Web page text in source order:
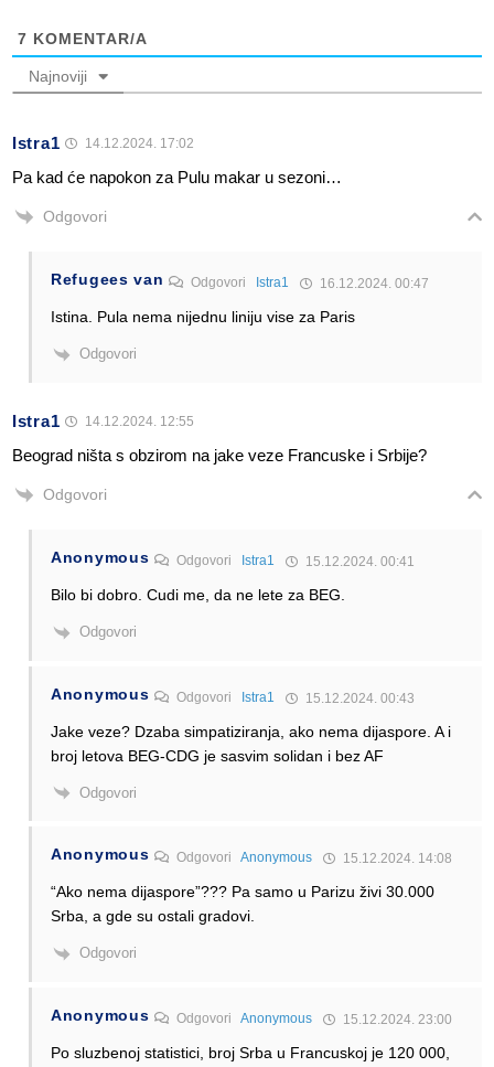
7 KOMENTAR/A
Najnoviji
Istra1 14.12.2024. 17:02
Pa kad će napokon za Pulu makar u sezoni…
Odgovori
Refugees van Odgovori Istra1 16.12.2024. 00:47
Istina. Pula nema nijednu liniju vise za Paris
Odgovori
Istra1 14.12.2024. 12:55
Beograd ništa s obzirom na jake veze Francuske i Srbije?
Odgovori
Anonymous Odgovori Istra1 15.12.2024. 00:41
Bilo bi dobro. Cudi me, da ne lete za BEG.
Odgovori
Anonymous Odgovori Istra1 15.12.2024. 00:43
Jake veze? Dzaba simpatiziranja, ako nema dijaspore. A i
broj letova BEG-CDG je sasvim solidan i bez AF
Odgovori
Anonymous OdgovoriAnonymous 15.12.2024. 14:08
“Ako nema dijaspore”??? Pa samo u Parizu živi 30.000
Srba, a gde su ostali gradovi.
Odgovori
Anonymous OdgovoriAnonymous 15.12.2024. 23:00
Po sluzbenoj statistici, broj Srba u Francuskoj je 120 000,